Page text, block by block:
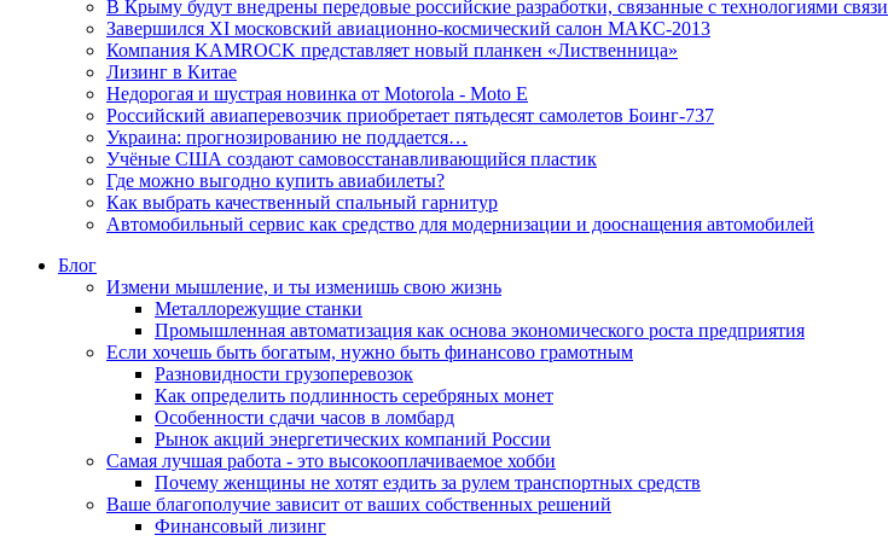
В Крыму будут внедрены передовые российские разработки, связанные с технологиями связи
Завершился XI московский авиационно-космический салон МАКС-2013
Компания KAMROCK представляет новый планкен «Лиственница»
Лизинг в Китае
Недорогая и шустрая новинка от Motorola - Moto E
Российский авиаперевозчик приобретает пятьдесят самолетов Боинг-737
Украина: прогнозированию не поддается…
Учёные США создают самовосстанавливающийся пластик
Где можно выгодно купить авиабилеты?
Как выбрать качественный спальный гарнитур
Автомобильный сервис как средство для модернизации и дооснащения автомобилей
Блог
Измени мышление, и ты изменишь свою жизнь
Металлорежущие станки
Промышленная автоматизация как основа экономического роста предприятия
Если хочешь быть богатым, нужно быть финансово грамотным
Разновидности грузоперевозок
Как определить подлинность серебряных монет
Особенности сдачи часов в ломбард
Рынок акций энергетических компаний России
Самая лучшая работа - это высокооплачиваемое хобби
Почему женщины не хотят ездить за рулем транспортных средств
Ваше благополучие зависит от ваших собственных решений
Финансовый лизинг